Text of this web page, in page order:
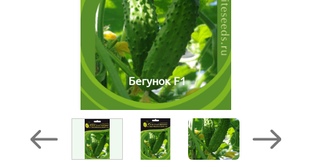
Бегунок F1